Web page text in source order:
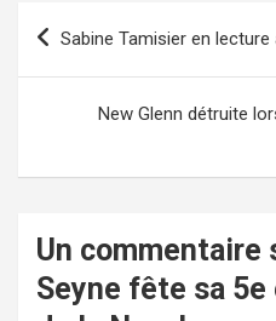
Navigation
l’article
Sabine Tamisier en lecture
New Glenn détruite
Un commentaire
Seyne fête sa